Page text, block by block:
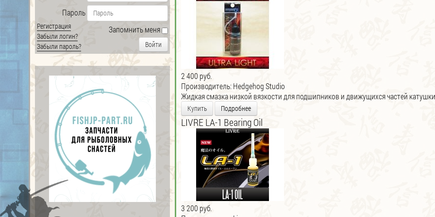
Пароль
Запомнить меня
Войти
Регистрация
Забыли логин?
Забыли пароль?
2 400 руб.
Производитель: Hedgehog Studio
Жидкая смазка низкой вязкости для подшипников и движущихся частей
Купить Подробнее
LIVRE LA-1 Bearing Oil
3 200 руб.